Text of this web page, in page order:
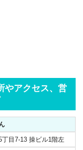
やアクセス、営
目7-13 操ビル1階左